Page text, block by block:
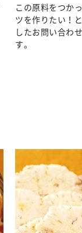
この原料をつか
ツを作りたい！
したお問い合わ
す。